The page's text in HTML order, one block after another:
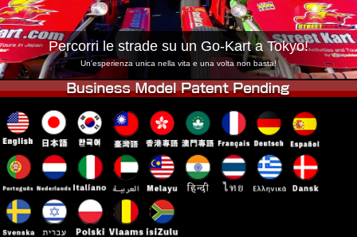
Percorri le strade su un Go-Kart a Tokyo!
Un'esperienza unica nella vita e una volta non basta!